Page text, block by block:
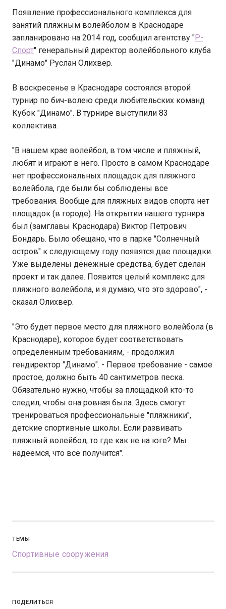
Появление профессионального комплекса для
занятий пляжным волейболом в Краснодаре
запланировано на 2014 год, сообщил агентству "Р-
Спорт" генеральный директор волейбольного клуба
"Динамо" Руслан Олихвер.
В воскресенье в Краснодаре состоялся второй
турнир по бич-волею среди любительских команд
Кубок "Динамо". В турнире выступили 83
коллектива.
"В нашем крае волейбол, в том числе и пляжный,
любят и играют в него. Просто в самом Краснодаре
нет профессиональных площадок для пляжного
волейбола, где были бы соблюдены все
требования. Вообще для пляжных видов спорта нет
площадок (в городе). На открытии нашего турнира
был (замглавы Краснодара) Виктор Петрович
Бондарь. Было обещано, что в парке "Солнечный
остров" к следующему году появятся две площадки.
Уже выделены денежные средства, будет сделан
проект и так далее. Появится целый комплекс для
пляжного волейбола, и я думаю, что это здорово", -
сказал Олихвер.
"Это будет первое место для пляжного волейбола (в
Краснодаре), которое будет соответствовать
определенным требованиям, - продолжил
гендиректор "Динамо". - Первое требование - самое
простое, должно быть 40 сантиметров песка.
Обязательно нужно, чтобы за площадкой кто-то
следил, чтобы она ровная была. Здесь смогут
тренироваться профессиональные "пляжники",
детские спортивные школы. Если развивать
пляжный волейбол, то где как не на юге? Мы
надеемся, что все получится".
ТЕМЫ
Спортивные сооружения
ПОДЕЛИТЬСЯ